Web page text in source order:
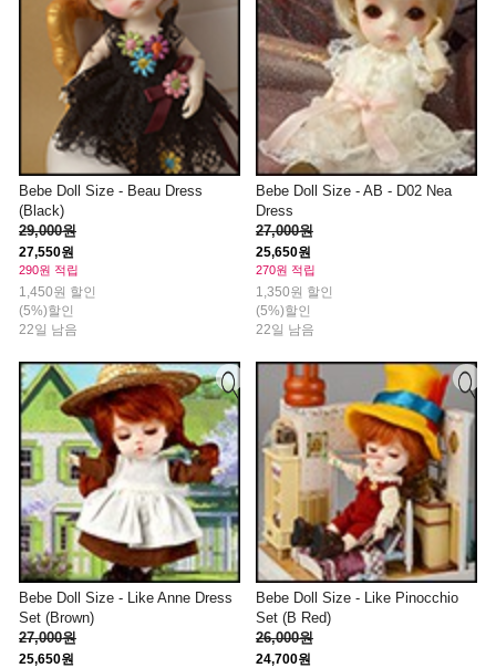
Bebe Doll Size - Beau Dress
(Black)
29,000원
27,550원
290원 적립
1,450원 할인
(5%)할인
22일 남음
Bebe Doll Size - AB - D02 Nea
Dress
27,000원
25,650원
270원 적립
1,350원 할인
(5%)할인
22일 남음
Bebe Doll Size - Like Anne Dress
Set (Brown)
27,000원
25,650원
Bebe Doll Size - Like Pinocchio
Set (B Red)
26,000원
24,700원